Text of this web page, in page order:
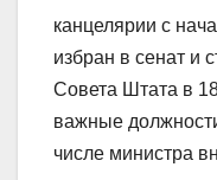
канцелярии с
избран в сенат и
Совета Штата в
важные
числе министра